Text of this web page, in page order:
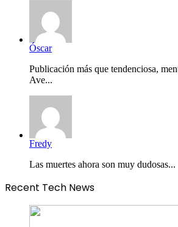
Óscar
Publicación más que tendenciosa,
Ave...
Fredy
Las muertes ahora son muy dudosas...
Recent Tech News